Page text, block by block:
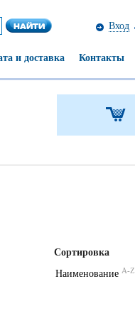
Вход
и доставка Контакты
Сортировка
Наименование A-Z